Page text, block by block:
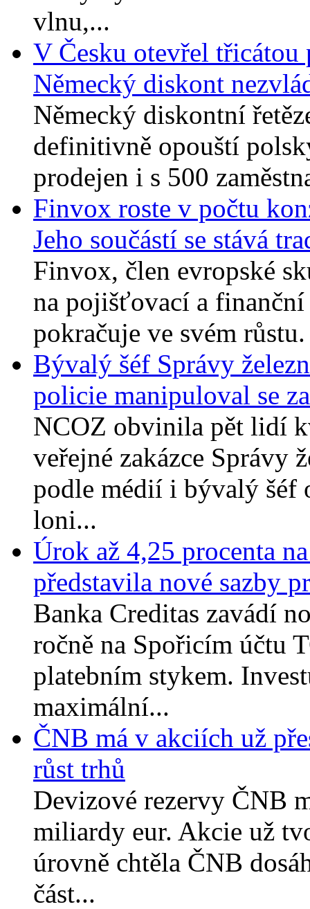
vlnu,...
V Česku otevřel
Německý diskont
Německý diskontní
definitivně opouští
prodejen i s 500
Finvox roste v počtu
Jeho součástí se stává
Finvox, člen evropské
na pojišťovací a
pokračuje ve svém
Bývalý šéf Správy
policie manipuloval se
NCOZ obvinila pět lidí
veřejné zakázce Správy
podle médií i bývalý šéf
loni...
Úrok až 4,25 procenta
představila nové sazby
Banka Creditas zavádí
ročně na Spořicím účtu
platebním stykem.
maximální...
ČNB má v akciích už
růst trhů
Devizové rezervy ČNB
miliardy eur. Akcie už
úrovně chtěla ČNB
část...